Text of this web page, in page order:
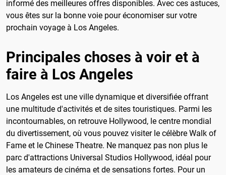
informé des meilleures offres disponibles. Avec ces astuces,
vous êtes sur la bonne voie pour économiser sur votre
prochain voyage à Los Angeles.
Principales choses à voir et à
faire à Los Angeles
Los Angeles est une ville dynamique et diversifiée offrant
une multitude d'activités et de sites touristiques. Parmi les
incontournables, on retrouve Hollywood, le centre mondial
du divertissement, où vous pouvez visiter le célèbre Walk of
Fame et le Chinese Theatre. Ne manquez pas non plus le
parc d'attractions Universal Studios Hollywood, idéal pour
les amateurs de cinéma et de sensations fortes. Pour un